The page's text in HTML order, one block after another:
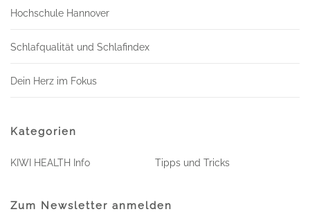
Hochschule Hannover
Schlafqualität und Schlafindex
Dein Herz im Fokus
Kategorien
KIWI HEALTH Info Tipps und Tricks
Zum Newsletter anmelden